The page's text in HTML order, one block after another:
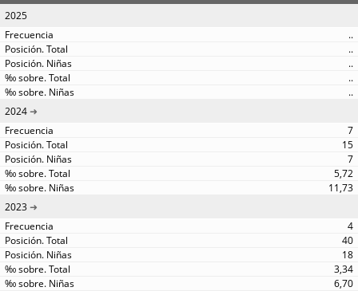
2025
..
..
..
..
..
2024
7
15
7
5,72
11,73
2023
4
40
18
3,34
6,70